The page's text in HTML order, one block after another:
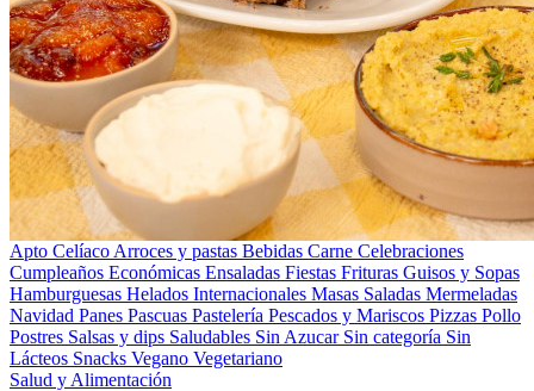
Apto Celíaco Arroces y pastas Bebidas Carne Celebraciones
Cumpleaños Económicas Ensaladas Fiestas Frituras Guisos y Sopas
Hamburguesas Helados Internacionales Masas Saladas Mermeladas
Navidad Panes Pascuas Pastelería Pescados y Mariscos Pizzas Pollo
Postres Salsas y dips Saludables Sin Azucar Sin categoría Sin
Lácteos Snacks Vegano Vegetariano
Salud y Alimentación